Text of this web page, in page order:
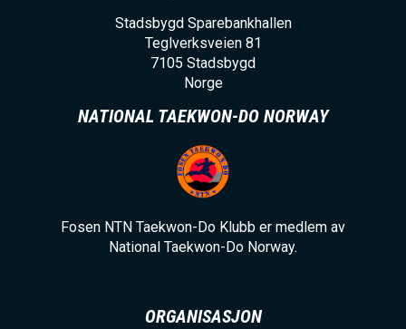
Stadsbygd Sparebankhallen
Teglverksveien 81
7105 Stadsbygd
Norge
NATIONAL TAEKWON-DO NORWAY
Fosen NTN Taekwon-Do Klubb er medlem av
National Taekwon-Do Norway.
ORGANISASJON